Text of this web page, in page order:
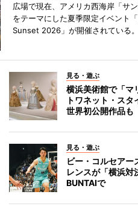
広場で現在、アメリカ西海岸「サン
をテーマにした夏季限定イベント
Sunset 2026」が開催されている。
見る・遊ぶ
横浜美術館で「マ
トワネット・ス
世界初公開作品も
見る・遊ぶ
ビー・コルセアー
レンスが「横浜
BUNTAIで